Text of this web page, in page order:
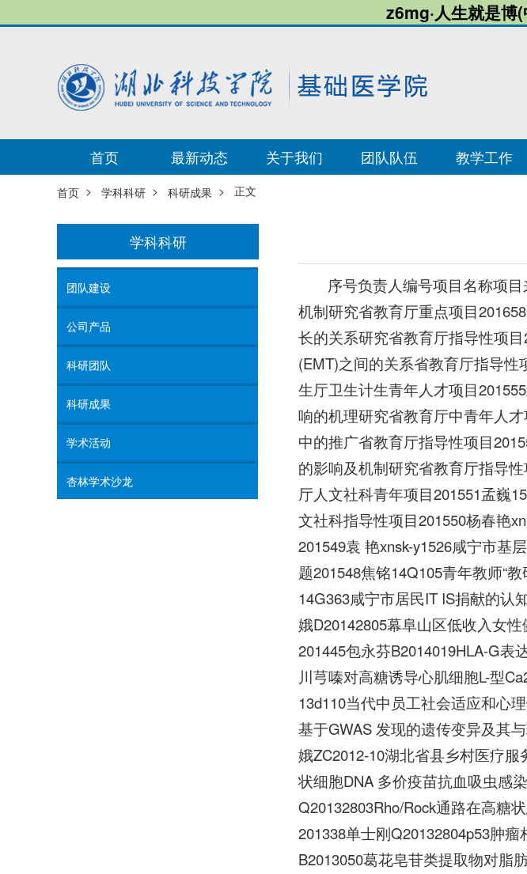
z6mg·人生就是博
首页 最新动态 关于我们 团队队伍 教学工作
首页 > 学科科研 > 科研成果 > 正文
学科科研
团队建设
公司产品
科研团队
科研成果
学术活动
杏林学术沙龙
序号负责人编号项目名称项
机制研究省教育厅重点项目
长的关系研究省教育厅指导性项
(EMT)之间的关系省教育厅指导性
生厅卫生计生青年人才项目
响的机理研究省教育厅中青年人
中的推广省教育厅指导性项目
的影响及机制研究省教育厅指导
厅人文社科青年项目201551孟巍
文社科指导性项目201550杨春艳
201549袁 艳xnsk-y1526咸宁市基
题201548焦铭14Q105青年教师“
14G363咸宁市居民IT IS捐献的认
娥D20142805幕阜山区低收入女
201445包永芬B2014019HLA-G表
川芎嗪对高糖诱导心肌细胞L-型
13d110当代中员工社会适应和心
基于GWAS 发现的遗传变异及其
娥ZC2012-10湖北省县乡村医疗
状细胞DNA 多价疫苗抗血吸虫感
Q20132803Rho/Rock通路在高糖
201338单士刚Q20132804p53肿
B2013050葛花皂苷类提取物对脂